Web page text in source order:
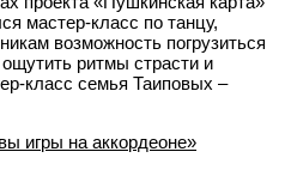
мастер-класс по танцу,
возможность погрузиться
ритмы страсти и
класс семья Таиповых –
игры на аккордеоне»